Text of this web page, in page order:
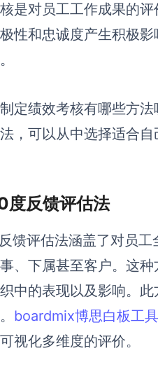
是对员工工作成果的
性和忠诚度产生积极
定绩效考核有哪些方
，可以从中选择适合自
度反馈评估法
馈评估法涵盖了对员工
、下属甚至客户。这
中的表现以及影响。
boardmix博思白板工
视化多维度的评价。